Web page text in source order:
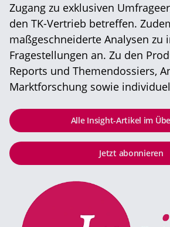
Zugang zu exklusiven
den TK-Vertrieb betreffen.
maßgeschneiderte Analysen zu
Fragestellungen an. Zu den
Reports und Themendossiers,
Marktforschung sowie
Alle Insight-Artikel im
Jetzt abonnieren